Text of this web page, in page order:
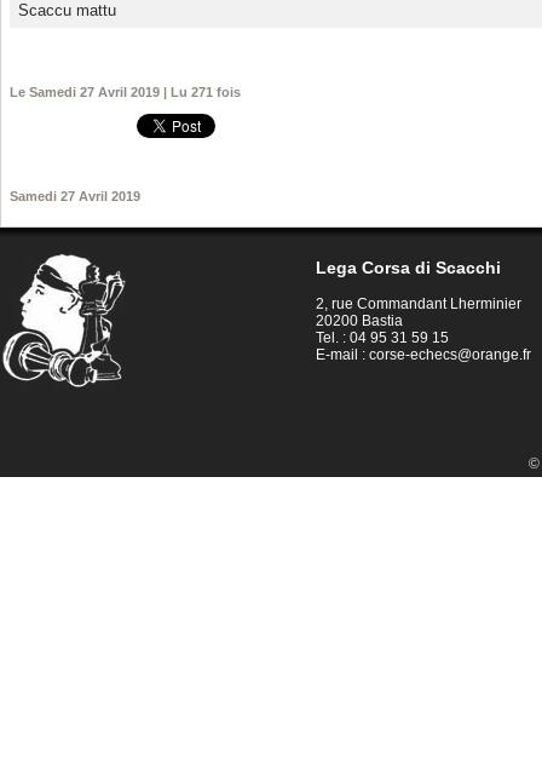
Scaccu mattu
Le Samedi 27 Avril 2019 | Lu 271 fois
Samedi 27 Avril 2019
Lega Corsa di Scacchi
2, rue Commandant Lherminier
20200 Bastia
Tel. : 04 95 31 59 15
E-mail :corse-echecs@orange.fr
©